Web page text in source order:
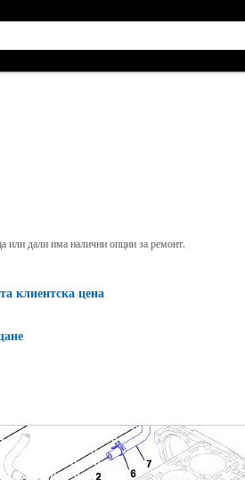
или дали има налични опции за ремонт.
клиентска цена